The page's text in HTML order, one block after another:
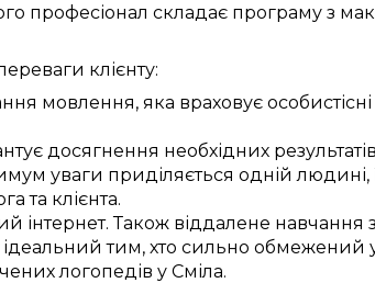
професіонал складає програму з
клієнту:
мовлення, яка враховує особистісні
досягнення необхідних результатів
уваги приділяється одній людині,
та клієнта.
інтернет.Також віддалене навчання з
ідеальний тим, хто сильно обмежений
логопедів у Сміла.